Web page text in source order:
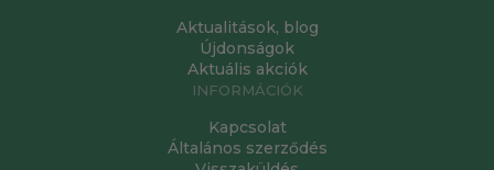
Aktualitások, blog
Újdonságok
Aktuális akciók
INFORMÁCIÓK
Kapcsolat
Általános szerződés